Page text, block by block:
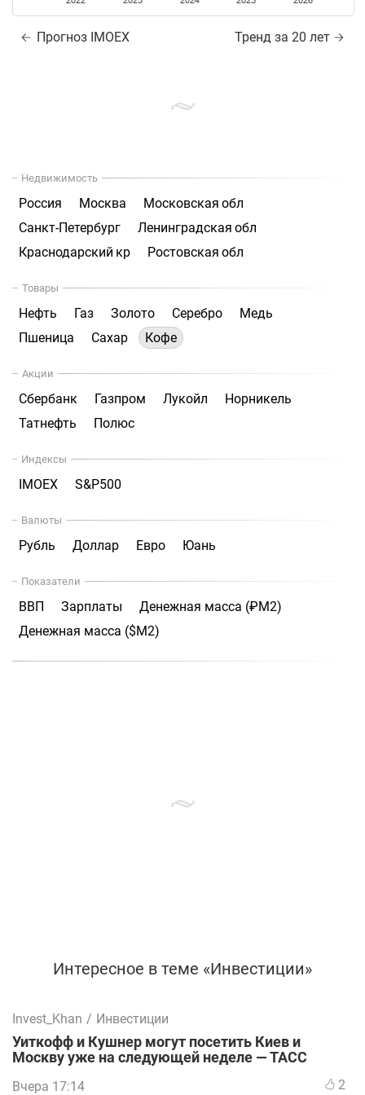
Прогноз IMOEX Тренд за 20 лет
Недвижимость
Россия Москва
Московская обл
Санкт-Петербург
Ленинградская обл
Краснодарский кр
Ростовская обл
Товары
Нефть Газ Золото Серебро
Медь
Пшеница
Сахар Кофе
Акции
Сбербанк Газпром Лукойл
Норникель
Татнефть
Полюс
Индексы
IMOEX S&P500
Валюты
Рубль Доллар Евро Юань
Показатели
ВВП Зарплаты
Денежная масса (₽М2)
Денежная масса ($М2)
Интересное в теме «Инвестиции»
Invest_Khan / Инвестиции
Уиткофф и Кушнер могут посетить Киев и
Москву уже на следующей неделе — ТАСС
Вчера 17:14 2